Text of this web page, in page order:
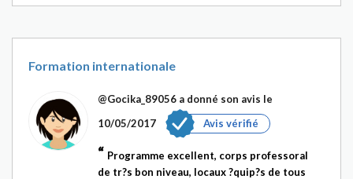
Formation internationale
@Gocika_89056 a donné son avis le
10/05/2017
Avis vérifié
Programme excellent, corps professoral
de tr?s bon niveau, locaux ?quip?s de tous